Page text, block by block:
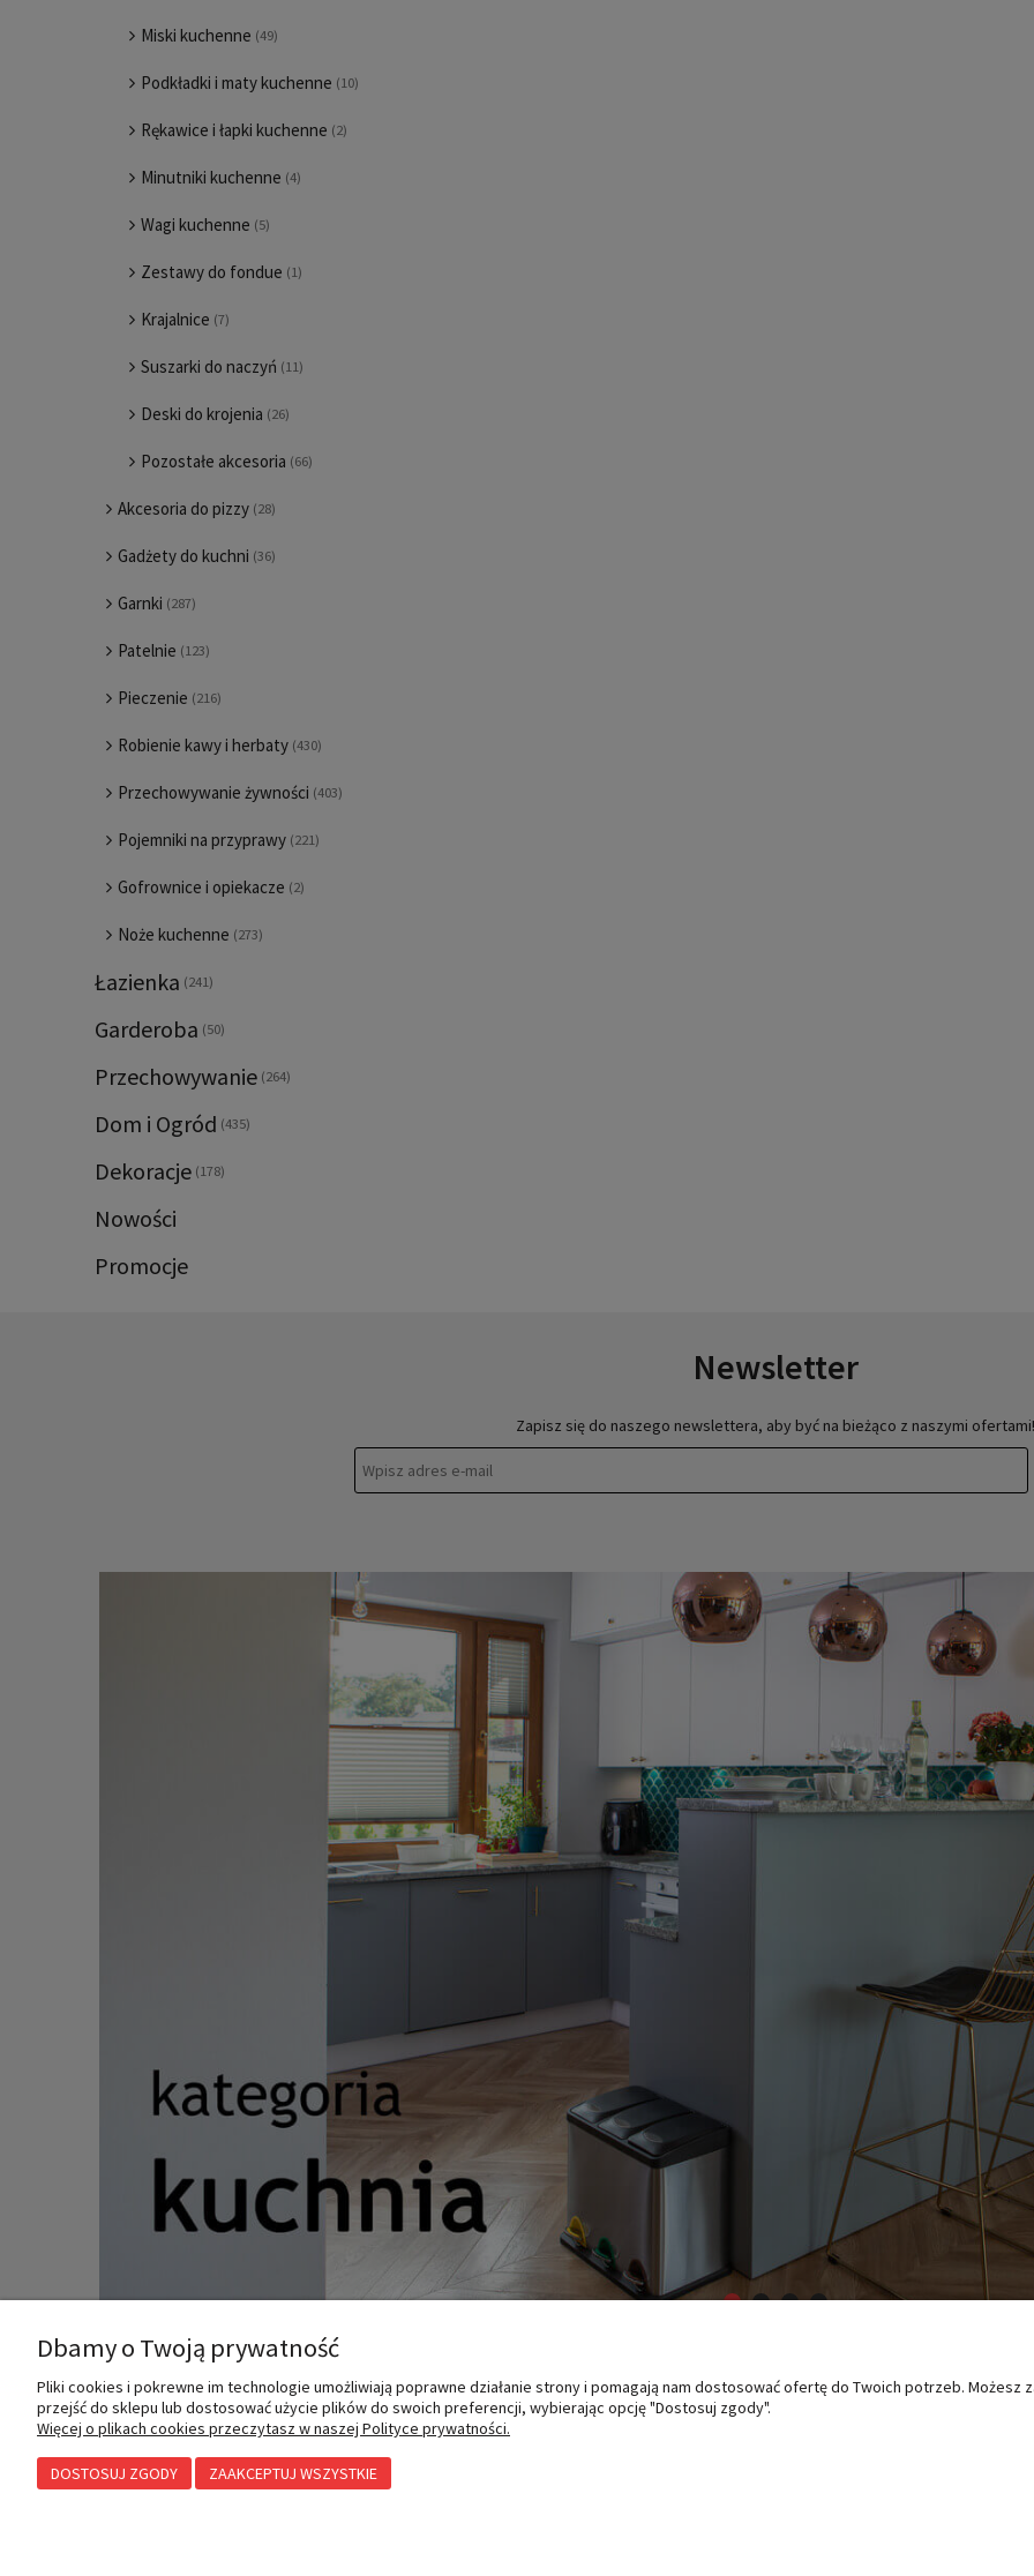
Miski kuchenne (49)
Podkładki i maty kuchenne (10)
Rękawice i łapki kuchenne (2)
Minutniki kuchenne (4)
Wagi kuchenne (5)
Zestawy do fondue (1)
Krajalnice (7)
Suszarki do naczyń (11)
Deski do krojenia (26)
Pozostałe akcesoria (66)
Akcesoria do pizzy (28)
Gadżety do kuchni (36)
Garnki (287)
Patelnie (123)
Pieczenie (216)
Robienie kawy i herbaty (430)
Przechowywanie żywności (403)
Pojemniki na przyprawy (221)
Gofrownice i opiekacze (2)
Noże kuchenne (273)
Łazienka (241)
Garderoba (50)
Przechowywanie (264)
Dom i Ogród (435)
Dekoracje (178)
Nowości
Promocje
Newsletter
Zapisz się do naszego newslettera, aby być na bieżąco z naszymi ofertami!
MOJE KONTO
Twoje zamówienia
INFORMACJE
Polityka prywatności
O NAS
Dbamy o Twoją prywatność
Pliki cookies i pokrewne im technologie umożliwiają poprawne działanie strony i pomagają nam dostosować ofertę do Twoich potrzeb.
przejść do sklepu lub dostosować użycie plików do swoich preferencji, wybierając opcję "Dostosuj zgody".
Więcej o plikach cookies przeczytasz w naszej Polityce prywatności.
DOSTOSUJ ZGODY ZAAKCEPTUJ WSZYSTKIE